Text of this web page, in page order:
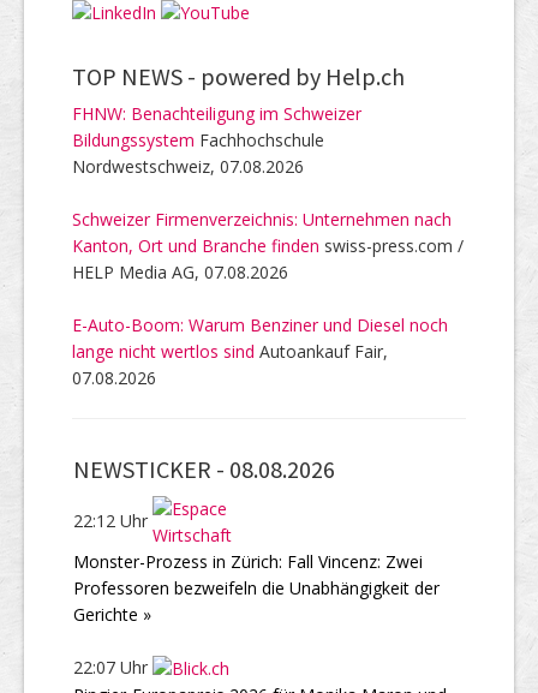
TOP NEWS - powered by Help.ch
FHNW: Benachteiligung im Schweizer
Bildungssystem Fachhochschule
Nordwestschweiz, 07.08.2026
Schweizer Firmenverzeichnis: Unternehmen nach
Kanton, Ort und Branche finden swiss-press.com /
HELP Media AG, 07.08.2026
E-Auto-Boom: Warum Benziner und Diesel noch
lange nicht wertlos sind Autoankauf Fair,
07.08.2026
NEWSTICKER - 08.08.2026
22:12 Uhr
Monster-Prozess in Zürich: Fall Vincenz: Zwei
Professoren bezweifeln die Unabhängigkeit der
Gerichte »
22:07 Uhr